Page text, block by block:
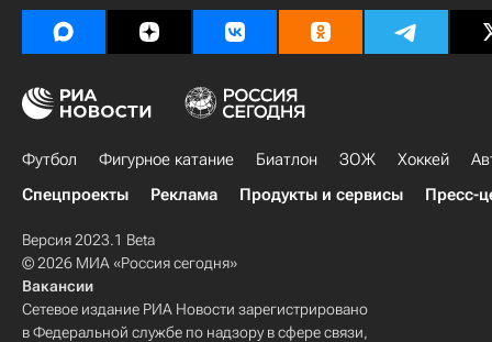
Футбол Фигурное катание Биатлон ЗОЖ Хоккей
Спецпроекты
Реклама Продукты и сервисы Пресс-
Версия 2023.1 Beta
© 2026 МИА «Россия сегодня»
Вакансии
Сетевое издание РИА Новости зарегистрировано
в Федеральной службе по надзору в сфере связи,